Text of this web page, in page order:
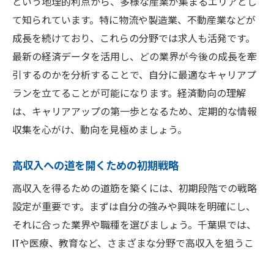
夢を現実にするためのステップ管理
千葉県で高収入を得るための計画策定
行動計画の見直しと柔軟な対応法
夢への第一歩を踏み出すための指針
計画的なキャリアアップで得られる成果
て知られています。特に物流や製造業、不動産業などが
成長を続けており、これらの分野では求人も活発です。
最新の経済データを活用し、どの業界が今後の成長を牽
引するのかを分析することで、自分に最適なキャリアプ
ランを立てることが可能になります。経済動向の理解
は、キャリアアップの第一歩となるため、定期的な情報
収集を心がけ、動向を見極めましょう。
高収入への道を開くための初期戦略
高収入を得るための道筋を築くには、初期段階での戦略
設定が重要です。まずは自分の強みや興味を明確にし、
それに合った業界や職種を選びましょう。千葉県では、
ITや医療、教育など、さまざまな分野で高収入を狙うこ